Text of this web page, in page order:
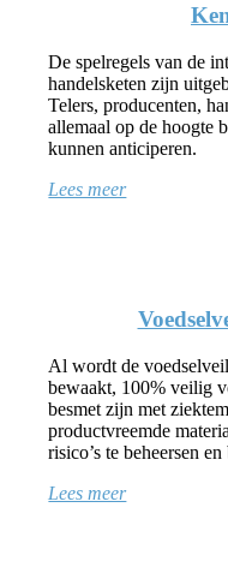
De spelregels van de
handelsketen zijn
Telers, producenten,
allemaal op de hoogte
kunnen anticiperen.
Lees meer
Al wordt de
bewaakt, 100% veilig
besmet zijn met
productvreemde
risico’s te beheersen
Lees meer